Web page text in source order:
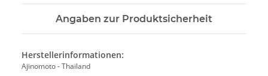
Angaben zur Produktsicherheit
Herstellerinformationen:
Ajinomoto - Thailand